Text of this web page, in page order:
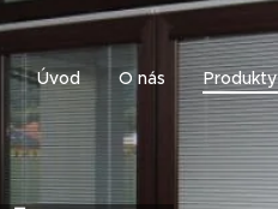
Úvod O nás Produkty